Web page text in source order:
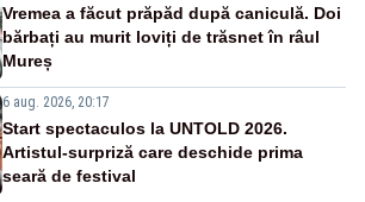
Vremea a făcut prăpăd după caniculă. Doi
bărbați au murit loviți de trăsnet în râul
Mureș
6 aug. 2026, 20:17
Start spectaculos la UNTOLD 2026.
Artistul-surpriză care deschide prima
seară de festival